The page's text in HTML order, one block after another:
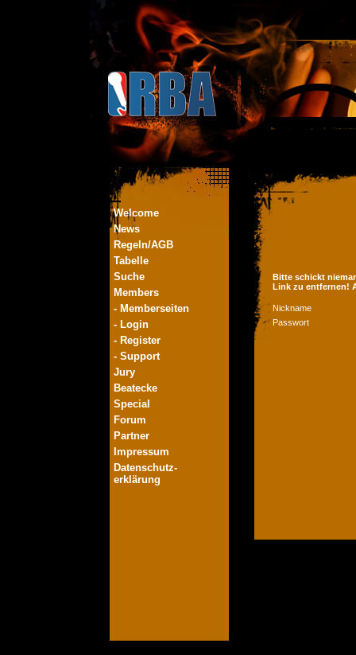
Welcome
News
Regeln/AGB
Tabelle
Suche
Members
- Memberseiten
- Login
- Register
- Support
Jury
Beatecke
Special
Forum
Partner
Impressum
Datenschutz-
erklärung
Bitte schickt
Link zu entfernen!
Nickname
Passwort